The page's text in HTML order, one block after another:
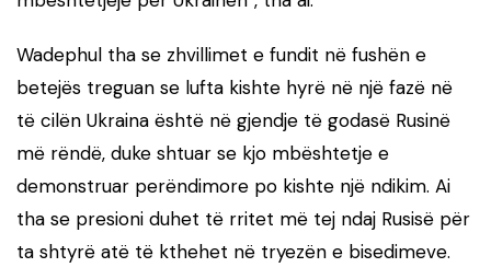
Wadephul tha se zhvillimet e fundit në fushën e
betejës treguan se lufta kishte hyrë në një fazë në
të cilën Ukraina është në gjendje të godasë Rusinë
më rëndë, duke shtuar se kjo mbështetje e
demonstruar perëndimore po kishte një ndikim. Ai
tha se presioni duhet të rritet më tej ndaj Rusisë për
ta shtyrë atë të kthehet në tryezën e bisedimeve.